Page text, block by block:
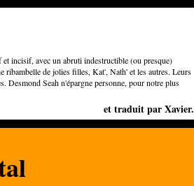
incisif, avec un abruti indestructible (ou presque)
ribambelle de jolies filles, Kat', Nath' et les autres. Leurs
Desmond Seah n'épargne personne, pour notre plus
et traduit par Xavier.